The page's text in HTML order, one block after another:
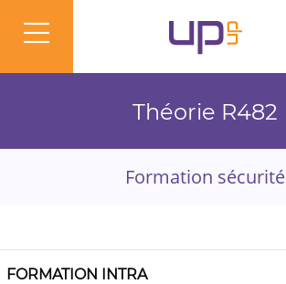
Théorie R482
Formation sécurité
FORMATION INTRA